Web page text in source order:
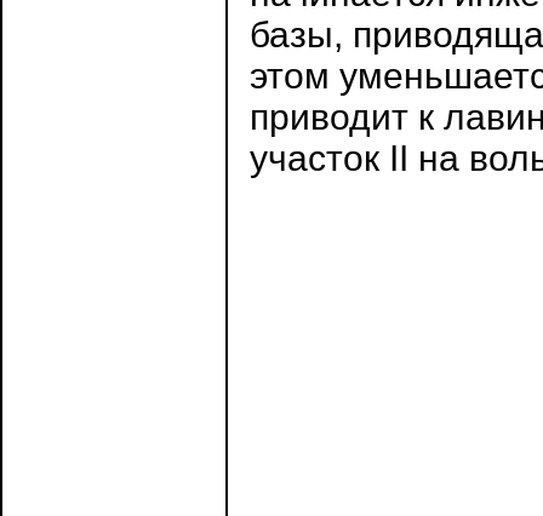
базы,
этом
приводит к
участок II на